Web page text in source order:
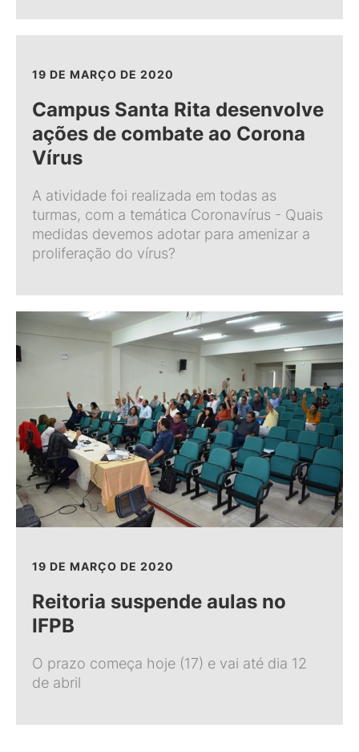
19 DE MARÇO DE 2020
Campus Santa Rita desenvolve
ações de combate ao Corona
Vírus
A atividade foi realizada em todas as
turmas, com a temática Coronavírus - Quais
medidas devemos adotar para amenizar a
proliferação do vírus?
19 DE MARÇO DE 2020
Reitoria suspende aulas no
IFPB
O prazo começa hoje (17) e vai até dia 12
de abril